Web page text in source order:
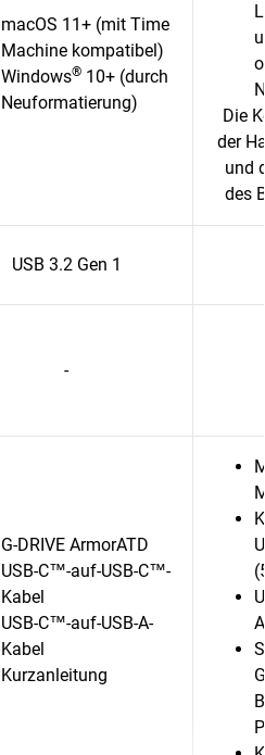
macOS 11+ (mit Time
Machine kompatibel)
Windows® 10+ (durch
Neuformatierung)
Die
der
und
des
USB 3.2 Gen 1
-
G-DRIVE ArmorATD
USB-C™-auf-USB-C™-
Kabel
USB-C™-auf-USB-A-
Kabel
Kurzanleitung